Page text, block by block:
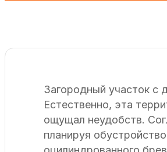
Загородный участок с
Естественно, эта
ощущал неудобств.
планируя